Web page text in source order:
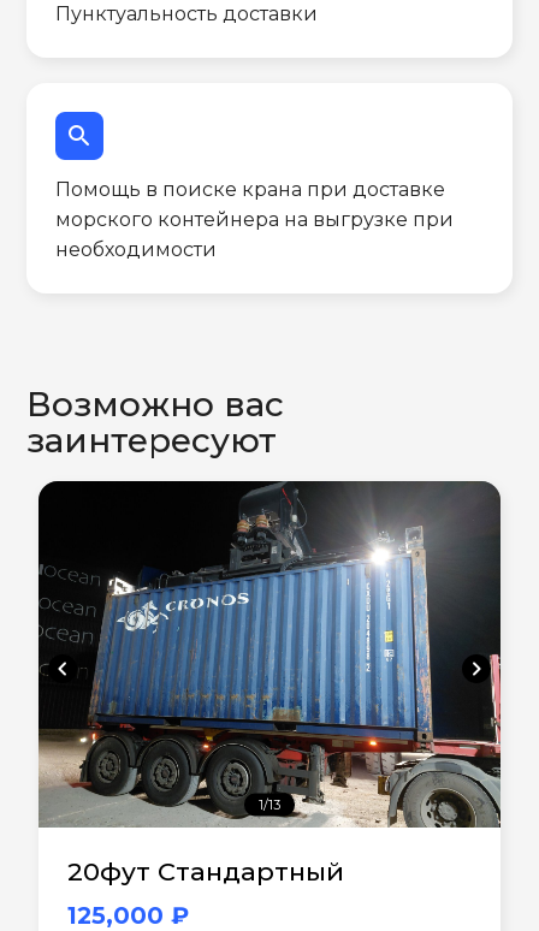
Пунктуальность доставки
search
Помощь в поиске крана при доставке
морского контейнера на выгрузке при
необходимости
Возможно вас
заинтересуют
chevron_left chevron_right
1/13
20фут Стандартный
125,000 ₽